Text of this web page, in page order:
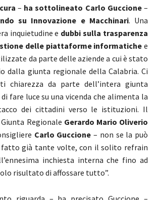
– ha sottolineato Carlo Guccione–
su Innovazione e Macchinari. Una
inquietudine e dubbi sulla trasparenza
delle piattaforme informatiche e
da parte delle aziende a cui è stato
dalla giunta regionale della Calabria. Ci
chiarezza da parte dell’intera giunta
fare luce su una vicenda che alimenta la
dei cittadini verso le istituzioni. Il
Regionale Gerardo Mario Oliverio
Carlo Guccione – non se la può
fatto già tante volte, con il solito refrain
inchiesta interna che fino ad
risultato di affossare tutto”.